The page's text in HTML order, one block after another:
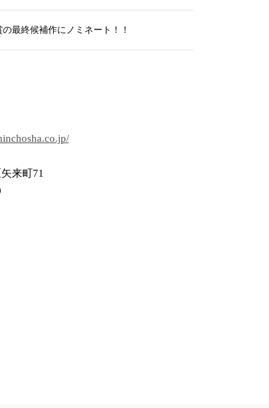
最終候補作にノミネート！！
来町71